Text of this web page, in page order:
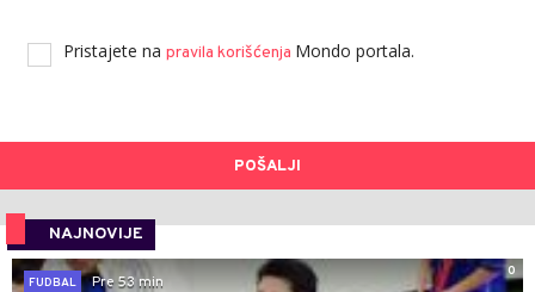
Pristajete na pravila korišćenja Mondo portala.
POŠALJI
NAJNOVIJE
0
FUDBAL
Pre 53 min